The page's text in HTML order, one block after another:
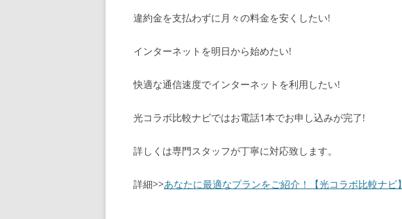
違約金を支払わずに月々の料金を安くしたい!
インターネットを明日から始めたい!
快適な通信速度でインターネットを利用したい!
光コラボ比較ナビではお電話1本でお申し込みが完了!
詳しくは専門スタッフが丁寧に対応致します。
詳細>>あなたに最適なプランをご紹介！【光コラボ比較ナビ】